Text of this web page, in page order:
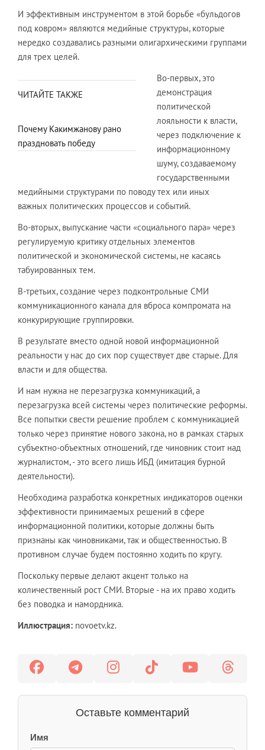
И эффективным инструментом в этой борьбе «бульдогов
под ковром» являются медийные структуры, которые
нередко создавались разными олигархическими группами
для трех целей.
ЧИТАЙТЕ ТАКЖЕ
Почему Какимжанову рано
праздновать победу
Во-первых, это
демонстрация
политической
лояльности к власти,
через подключение к
информационному
шуму, создаваемому
государственными
медийными структурами по поводу тех или иных
важных политических процессов и событий.
Во-вторых, выпускание части «социального пара» через
регулируемую критику отдельных элементов
политической и экономической системы, не касаясь
табуированных тем.
В-третьих, создание через подконтрольные СМИ
коммуникационного канала для вброса компромата на
конкурирующие группировки.
В результате вместо одной новой информационной
реальности у нас до сих пор существует две старые. Для
власти и для общества.
И нам нужна не перезагрузка коммуникаций, а
перезагрузка всей системы через политические реформы.
Все попытки свести решение проблем с коммуникацией
только через принятие нового закона, но в рамках старых
субъектно-объектных отношений, где чиновник стоит над
журналистом, - это всего лишь ИБД (имитация бурной
деятельности).
Необходима разработка конкретных индикаторов оценки
эффективности принимаемых решений в сфере
информационной политики, которые должны быть
признаны как чиновниками, так и общественностью. В
противном случае будем постоянно ходить по кругу.
Поскольку первые делают акцент только на
количественный рост СМИ. Вторые - на их право ходить
без поводка и намордника.
Иллюстрация: novoetv.kz.
Оставьте комментарий
Имя